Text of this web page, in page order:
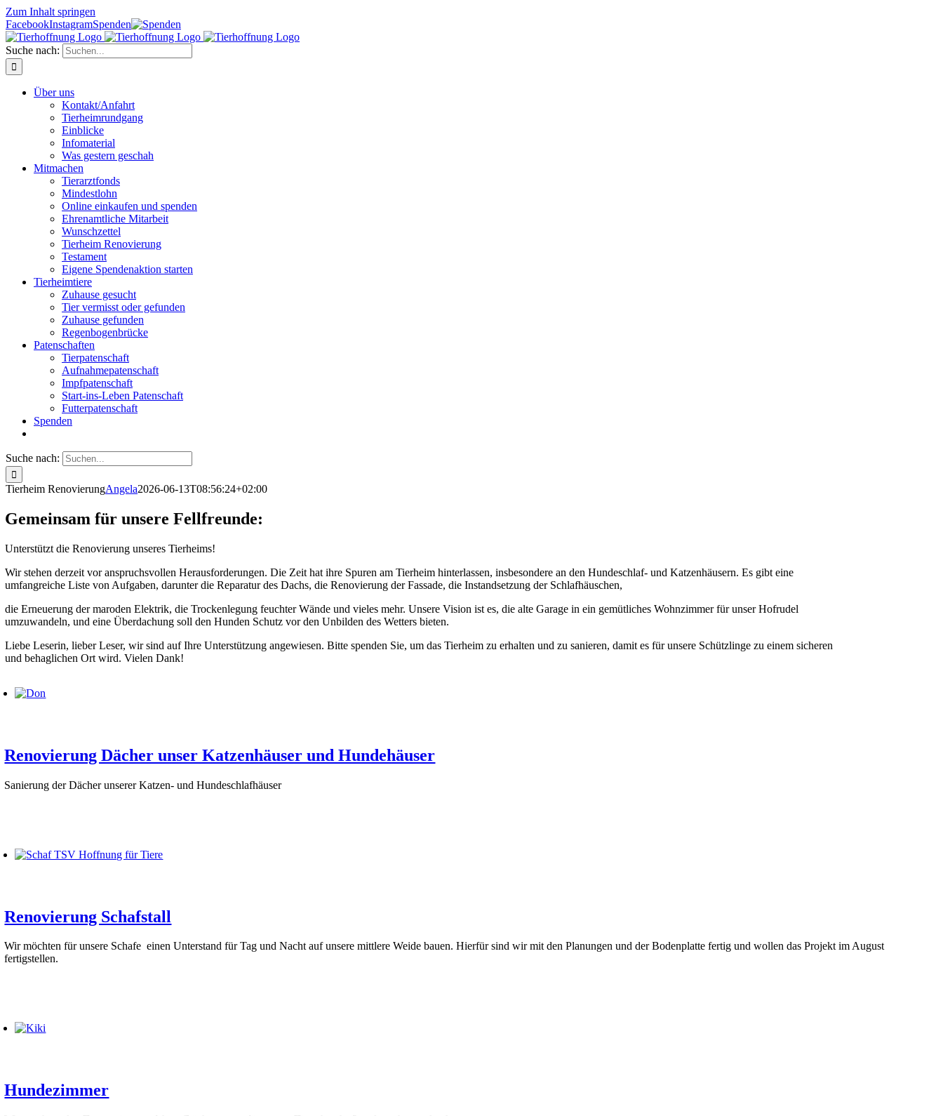
Zum Inhalt springen
FacebookInstagramSpenden
Suche nach:
Über uns
Kontakt/Anfahrt
Tierheimrundgang
Einblicke
Infomaterial
Was gestern geschah
Mitmachen
Tierarztfonds
Mindestlohn
Online einkaufen und spenden
Ehrenamtliche Mitarbeit
Wunschzettel
Tierheim Renovierung
Testament
Eigene Spendenaktion starten
Tierheimtiere
Zuhause gesucht
Tier vermisst oder gefunden
Zuhause gefunden
Regenbogenbrücke
Patenschaften
Tierpatenschaft
Aufnahmepatenschaft
Impfpatenschaft
Start-ins-Leben Patenschaft
Futterpatenschaft
Spenden
Suche nach:
Tierheim RenovierungAngela2026-06-13T08:56:24+02:00
Gemeinsam für unsere Fellfreunde:
Unterstützt die Renovierung unseres Tierheims!
Wir stehen derzeit vor anspruchsvollen Herausforderungen. Die Zeit hat ihre Spuren am Tierheim hinterlassen, insbesondere an den Hundeschlaf- und Katzenhäusern. Es gibt eine
umfangreiche Liste von Aufgaben, darunter die Reparatur des Dachs, die Renovierung der Fassade, die Instandsetzung der Schlafhäuschen,
die Erneuerung der maroden Elektrik, die Trockenlegung feuchter Wände und vieles mehr. Unsere Vision ist es, die alte Garage in ein gemütliches Wohnzimmer für unser Hofrudel
umzuwandeln, und eine Überdachung soll den Hunden Schutz vor den Unbilden des Wetters bieten.
Liebe Leserin, lieber Leser, wir sind auf Ihre Unterstützung angewiesen. Bitte spenden Sie, um das Tierheim zu erhalten und zu sanieren, damit es für unsere Schützlinge zu einem sicheren
und behaglichen Ort wird. Vielen Dank!
Renovierung Dächer unser Katzenhäuser und Hundehäuser
Sanierung der Dächer unserer Katzen- und Hundeschlafhäuser
Renovierung Schafstall
Wir möchten für unsere Schafe einen Unterstand für Tag und Nacht auf unsere mittlere Weide bauen. Hierfür sind wir mit den Planungen und der Bodenplatte fertig und wollen das Projekt im August
fertigstellen.
Hundezimmer